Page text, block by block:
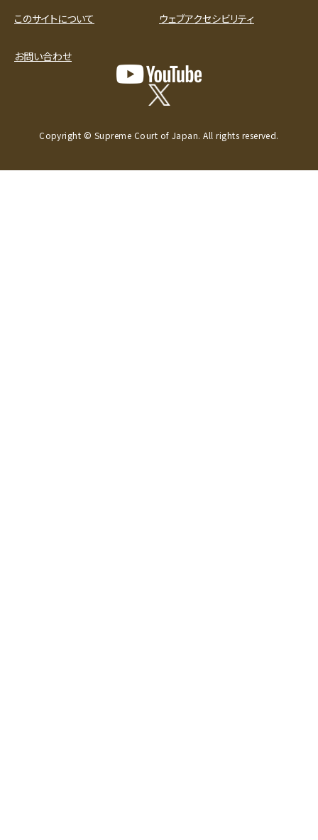
このサイトについて ウェブアクセシビリティ
お問い合わせ
Copyright © Supreme Court of Japan. All rights reserved.